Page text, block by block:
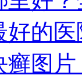
好的
图